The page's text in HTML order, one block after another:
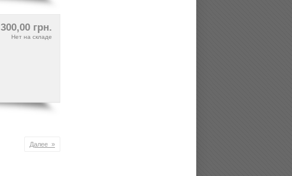
300,00 грн.
Нет на складе
Далее »